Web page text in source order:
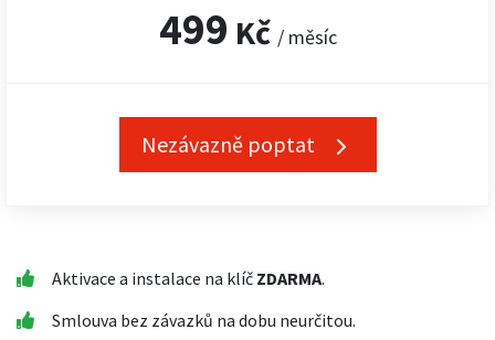
499 Kč / měsíc
Nezávazně poptat
Aktivace a instalace na klíč ZDARMA.
Smlouva bez závazků na dobu neurčitou.